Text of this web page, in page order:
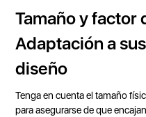
Tamaño y factor
Adaptación a
diseño
Tenga en cuenta el tamaño
para asegurarse de que